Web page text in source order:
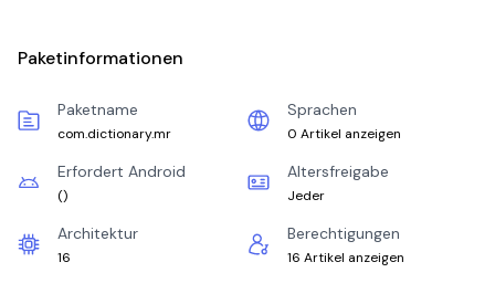
Paketinformationen
Paketname
com.dictionary.mr
Sprachen
0 Artikel anzeigen
Erfordert Android
()
Altersfreigabe
Jeder
Architektur
16
Berechtigungen
16 Artikel anzeigen